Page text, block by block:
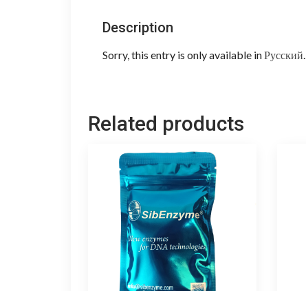
Description
Sorry, this entry is only available inРусский.
Related products